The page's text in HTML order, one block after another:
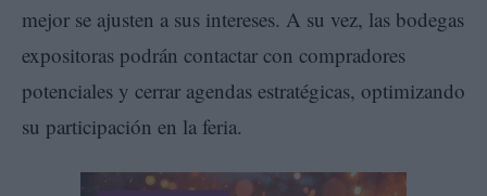
mejor se ajusten a sus intereses. A su vez, las bodegas
expositoras podrán contactar con compradores
potenciales y cerrar agendas estratégicas, optimizando
su participación en la feria.